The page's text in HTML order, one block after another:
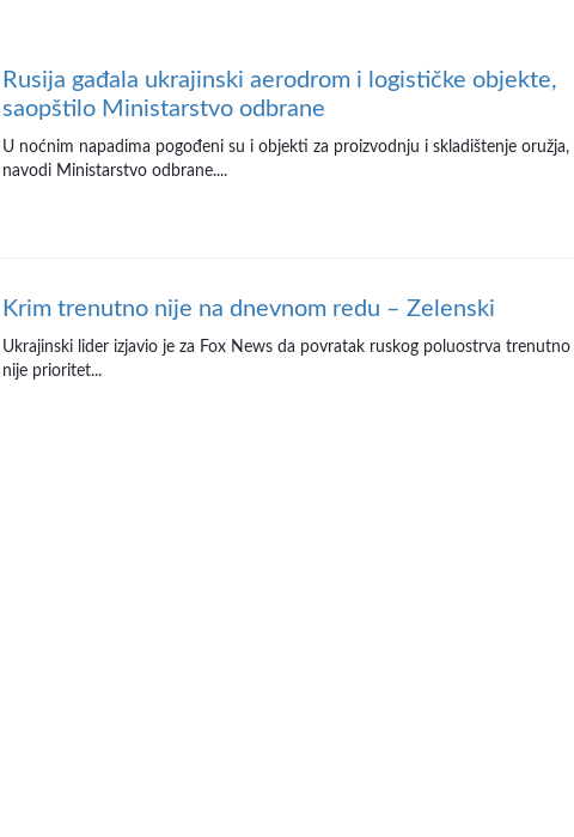
Rusija gađala ukrajinski aerodrom i logističke objekte,
saopštilo Ministarstvo odbrane
U noćnim napadima pogođeni su i objekti za proizvodnju i skladištenje oružja,
navodi Ministarstvo odbrane....
Krim trenutno nije na dnevnom redu – Zelenski
Ukrajinski lider izjavio je za Fox News da povratak ruskog poluostrva trenutno
nije prioritet...